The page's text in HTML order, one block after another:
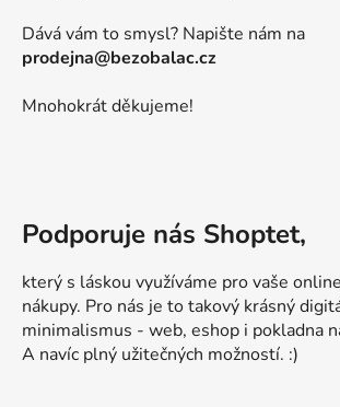
Dává vám to smysl? Napište nám na
prodejna@bezobalac.cz
Mnohokrát děkujeme!
Podporuje nás Shoptet,
který s láskou využíváme pro vaše
nákupy. Pro nás je to takový krásný
minimalismus - web, eshop i pokladna
A navíc plný užitečných možností. :)